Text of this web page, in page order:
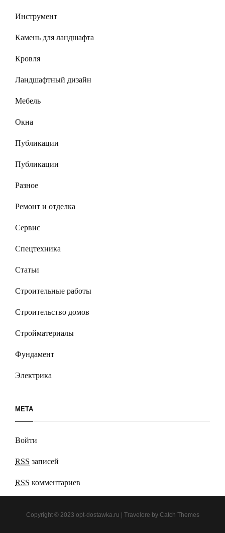
Инструмент
Камень для ландшафта
Кровля
Ландшафтный дизайн
Мебель
Окна
Публикации
Публикации
Разное
Ремонт и отделка
Сервис
Спецтехника
Статьи
Строительные работы
Строительство домов
Стройматериалы
Фундамент
Электрика
МЕТА
Войти
RSS записей
RSS комментариев
Copyright © 2023 opt-dostawka.ru | Travelore by Catch Themes